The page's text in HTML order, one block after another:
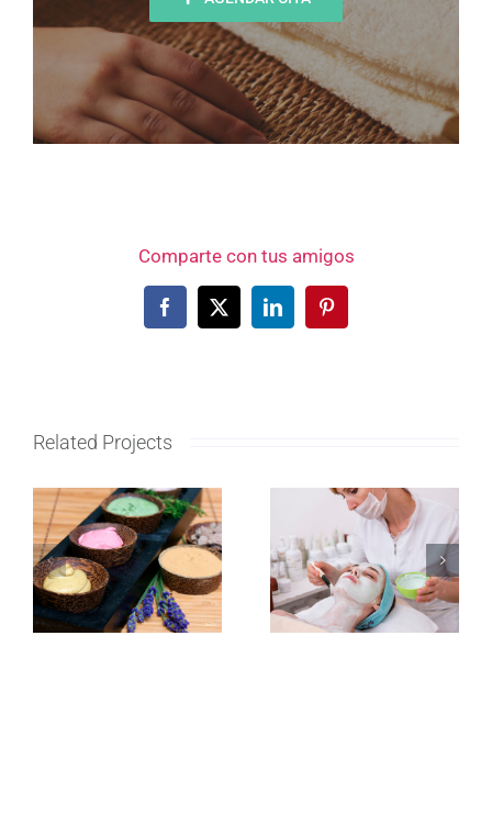
Comparte con tus amigos
Facebook
X LinkedInPinterest
Related Projects